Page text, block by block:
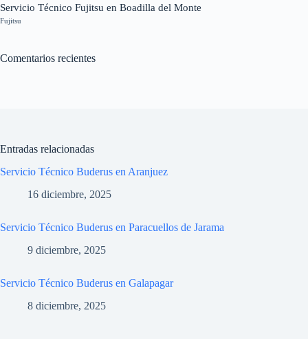
Servicio Técnico Fujitsu en Boadilla del Monte
Fujitsu
Comentarios recientes
Entradas relacionadas
Servicio Técnico Buderus en Aranjuez
16 diciembre, 2025
Servicio Técnico Buderus en Paracuellos de Jarama
9 diciembre, 2025
Servicio Técnico Buderus en Galapagar
8 diciembre, 2025